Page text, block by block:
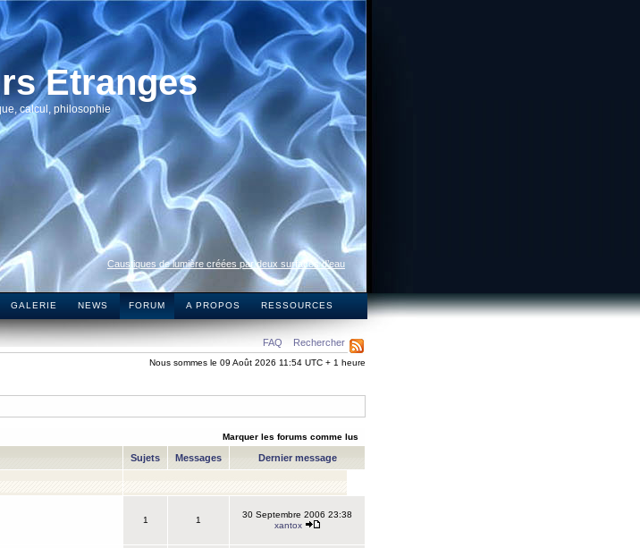
Etranges
calcul, philosophie
Caustiques de lumière créées par deux surfaces d’eau
GALERIE NEWS FORUM A PROPOS RESSOURCES
FAQ Rechercher
Nous sommes le 09 Août 2026 11:54 UTC + 1 heure
Marquer les forums comme lus
Sujets Messages Dernier message
1 1
30 Septembre 2006 23:38
xantox